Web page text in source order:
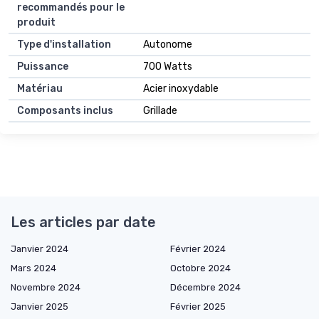
recommandés pour le
produit
Type d'installation
Autonome
Puissance
700 Watts
Matériau
Acier inoxydable
Composants inclus
Grillade
Les articles par date
Janvier 2024
Février 2024
Mars 2024
Octobre 2024
Novembre 2024
Décembre 2024
Janvier 2025
Février 2025